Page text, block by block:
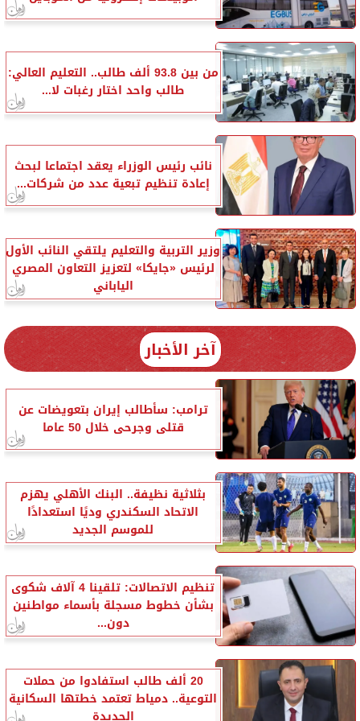
من بين 93.8 ألف طالب.. التعليم العالي:
طالب واحد اختار رغبات لا...
نائب رئيس الوزراء يعقد اجتماعا لبحث
إعادة تنظيم تبعية عدد من شركات...
وزير التربية والتعليم يلتقي النائب الأول
لرئيس «جايكا» لتعزيز التعاون المصري
الياباني
آخر الأخبار
ترامب: سأطالب إيران بتعويضات عن
قتلى وجرحى خلال 50 عاما
بثلاثية نظيفة.. البنك الأهلي يهزم
الاتحاد السكندري وديًا استعدادًا
للموسم الجديد
تنظيم الاتصالات: تلقينا 4 آلاف شكوى
بشأن خطوط مسجلة بأسماء مواطنين
دون...
20 ألف طالب استفادوا من حملات
التوعية.. دمياط تعتمد خطتها السكانية
الجديدة